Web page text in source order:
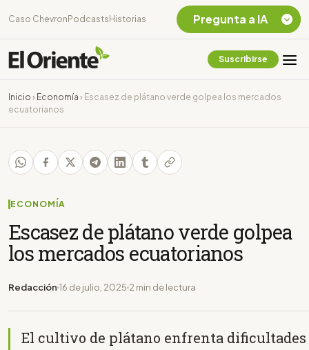
Caso Chevron Podcasts Historias
Suscribirse
Inicio › Economía › Escasez de plátano verde golpea los mercados
ecuatorianos
ECONOMÍA
Escasez de plátano verde golpea
los mercados ecuatorianos
Redacción 16 de julio, 2025 2 min de lectura
El cultivo de plátano enfrenta dificultades
Pregunta a IA
Chevron Ecuador